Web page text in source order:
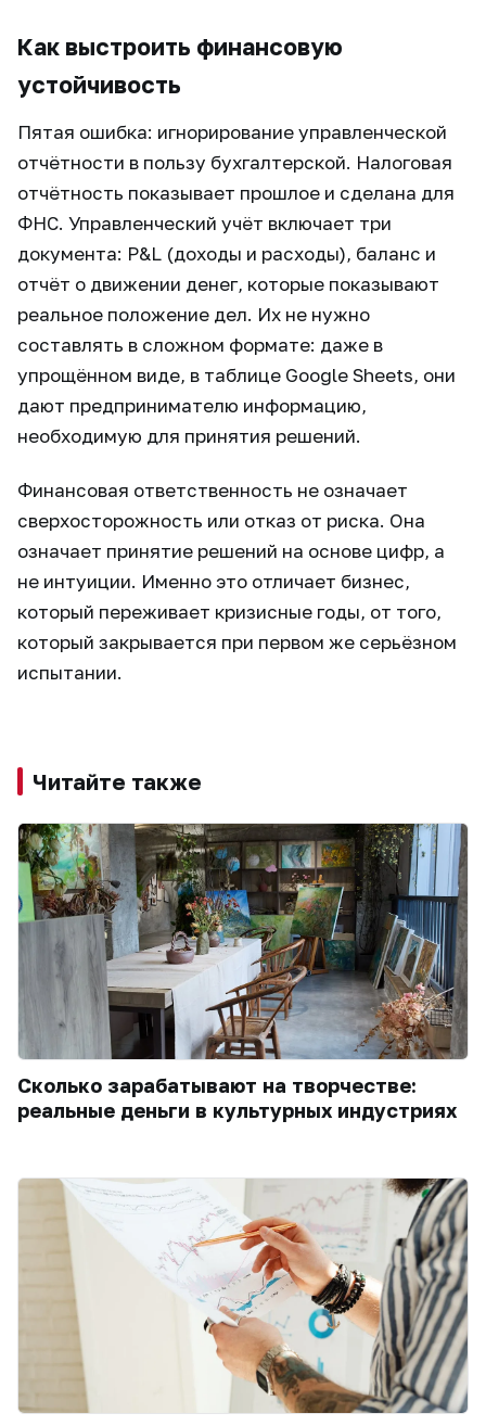
Как выстроить финансовую
устойчивость
Пятая ошибка: игнорирование управленческой
отчётности в пользу бухгалтерской. Налоговая
отчётность показывает прошлое и сделана для
ФНС. Управленческий учёт включает три
документа: P&L (доходы и расходы), баланс и
отчёт о движении денег, которые показывают
реальное положение дел. Их не нужно
составлять в сложном формате: даже в
упрощённом виде, в таблице Google Sheets, они
дают предпринимателю информацию,
необходимую для принятия решений.
Финансовая ответственность не означает
сверхосторожность или отказ от риска. Она
означает принятие решений на основе цифр, а
не интуиции. Именно это отличает бизнес,
который переживает кризисные годы, от того,
который закрывается при первом же серьёзном
испытании.
Читайте также
Сколько зарабатывают на творчестве:
реальные деньги в культурных индустриях